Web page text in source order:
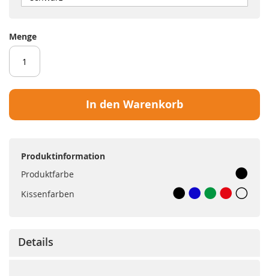
Menge
In den Warenkorb
Produktinformation
Produktfarbe
Kissenfarben
Details